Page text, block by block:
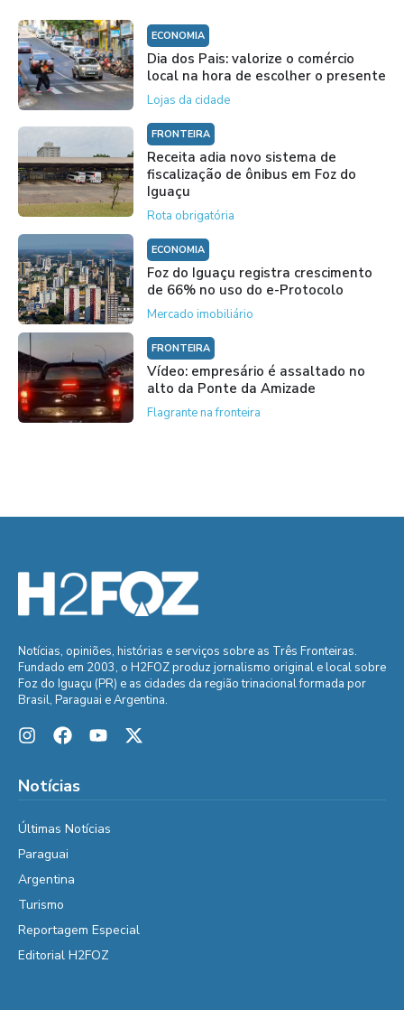
ECONOMIA
Dia dos Pais: valorize o comércio
local na hora de escolher o presente
Lojas da cidade
FRONTEIRA
Receita adia novo sistema de
fiscalização de ônibus em Foz do
Iguaçu
Rota obrigatória
ECONOMIA
Foz do Iguaçu registra crescimento
de 66% no uso do e-Protocolo
Mercado imobiliário
FRONTEIRA
Vídeo: empresário é assaltado no
alto da Ponte da Amizade
Flagrante na fronteira
Notícias, opiniões, histórias e serviços sobre as Três Fronteiras.
Fundado em 2003, o H2FOZ produz jornalismo original e local sobre
Foz do Iguaçu (PR) e as cidades da região trinacional formada por
Brasil, Paraguai e Argentina.
Notícias
Últimas Notícias
Paraguai
Argentina
Turismo
Reportagem Especial
Editorial H2FOZ